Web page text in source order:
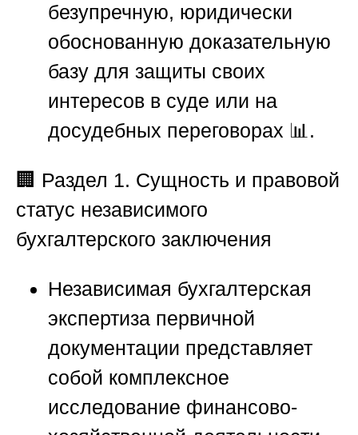
безупречную, юридически
обоснованную доказательную
базу для защиты своих
интересов в суде или на
досудебных переговорах 📊.
🏢 Раздел 1. Сущность и правовой
статус независимого
бухгалтерского заключения
Независимая бухгалтерская
экспертиза первичной
документации представляет
собой комплексное
исследование финансово-